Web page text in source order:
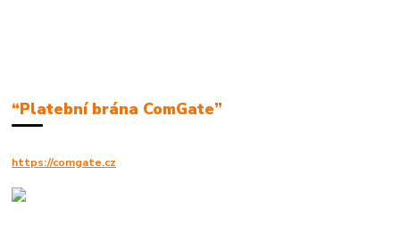
“Platební brána ComGate”
https://comgate.cz